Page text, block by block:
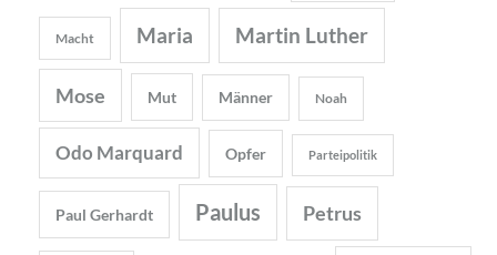
Macht Maria Martin Luther
Mose Mut Männer Noah
Odo Marquard Opfer Parteipolitik
Paul Gerhardt Paulus Petrus